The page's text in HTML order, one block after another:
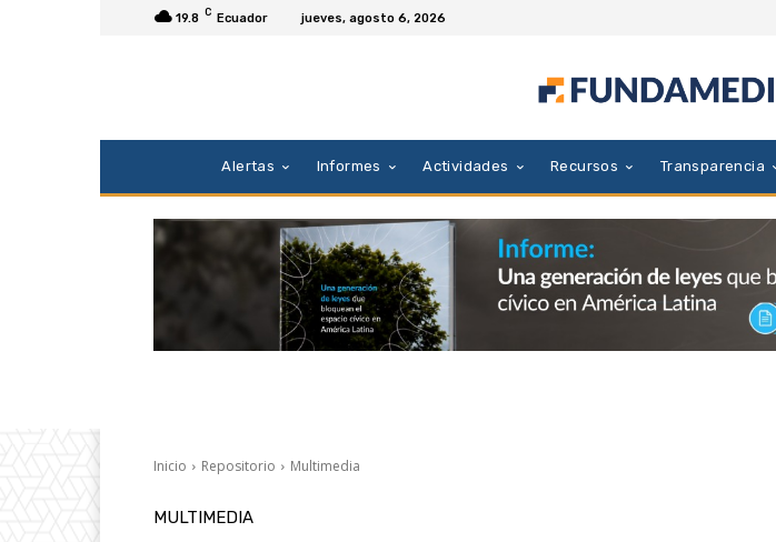
19.8 C Ecuador jueves, agosto 6, 2026
Alertas Informes Actividades Recursos Transparencia
Inicio Repositorio Multimedia
MULTIMEDIA